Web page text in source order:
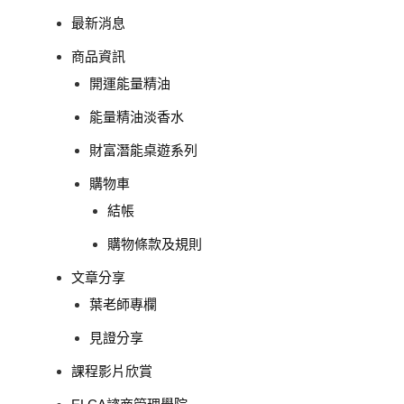
最新消息
商品資訊
開運能量精油
能量精油淡香水
財富潛能桌遊系列
購物車
結帳
購物條款及規則
文章分享
葉老師專欄
見證分享
課程影片欣賞